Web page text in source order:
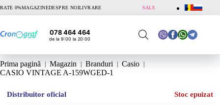
RATE 0%MAGAZINEDESPRE NOILIVRARE SALE
078 464 464
de la 9:00 la 20:00
Prima pagină Magazin Branduri
Casio
CASIO VINTAGE A-159WGED-1
Distribuitor oficial Stoc epuizat